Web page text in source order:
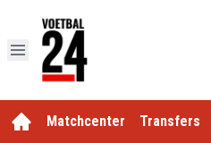
Matchcenter Transfers